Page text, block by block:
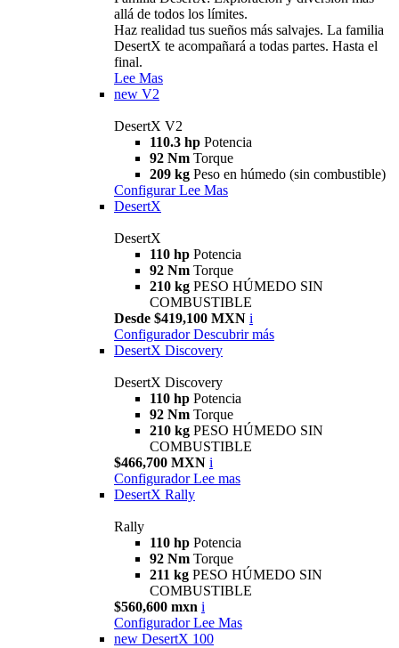
allá de todos los límites.
Haz realidad tus sueños más salvajes. La familia
DesertX te acompañará a todas partes. Hasta el
final.
Lee Mas
new V2
DesertX V2
110.3 hp Potencia
92 Nm Torque
209 kg Peso en húmedo (sin combustible)
Configurar Lee Mas
DesertX
DesertX
110 hp Potencia
92 Nm Torque
210 kg PESO HÚMEDO SIN
COMBUSTIBLE
Desde $419,100 MXN i
Configurador Descubrir más
DesertX Discovery
DesertX Discovery
110 hp Potencia
92 Nm Torque
210 kg PESO HÚMEDO SIN
COMBUSTIBLE
$466,700 MXN i
Configurador Lee mas
DesertX Rally
Rally
110 hp Potencia
92 Nm Torque
211 kg PESO HÚMEDO SIN
COMBUSTIBLE
$560,600 mxn i
Configurador Lee Mas
new DesertX 100